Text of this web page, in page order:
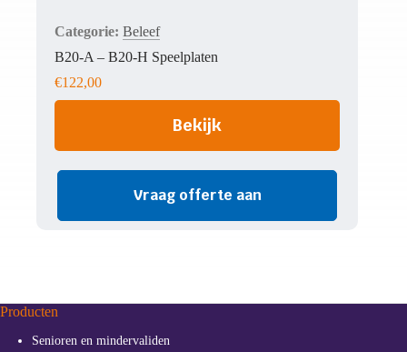
Beleef
B20-A – B20-H Speelplaten
€122,00
Bekijk
Vraag offerte aan
Producten
Senioren en mindervaliden